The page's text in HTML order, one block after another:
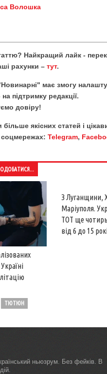
Волошка
Найкращий лайк -
рахунки – тут.
має змогу
на підтримку редакції.
довіру!
більше якісних статей і
Telegram,
З Луганщини,
Маріуполя.
ТОТ ще
від 6 до 15
ТЮТЮН
ньюзрум. Без фейків. В